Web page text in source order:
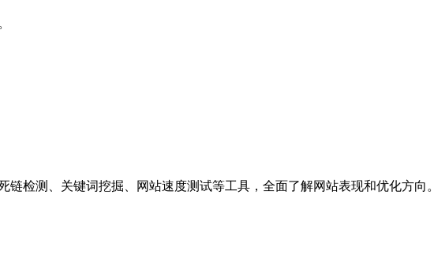
检测、关键词挖掘、网站速度测试等工具，全面了解网站表现和优化方向。